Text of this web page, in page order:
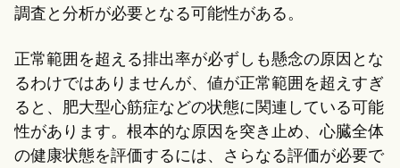
調査と分析が必要となる可能性がある。
正常範囲を超える排出率が必ずしも懸念の原因とな
るわけではありませんが、値が正常範囲を超えすぎ
ると、肥大型心筋症などの状態に関連している可能
性があります。根本的な原因を突き止め、心臓全体
の健康状態を評価するには、さらなる評価が必要で